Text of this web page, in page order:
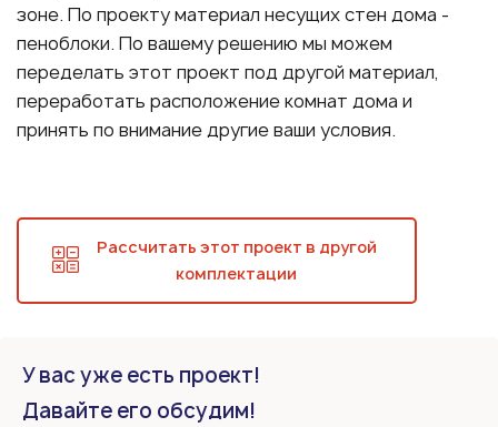
зоне. По проекту материал несущих стен дома -
пеноблоки. По вашему решению мы можем
переделать этот проект под другой материал,
переработать расположение комнат дома и
принять по внимание другие ваши условия.
Рассчитать этот проект в другой
комплектации
У вас уже есть проект!
Давайте его обсудим!